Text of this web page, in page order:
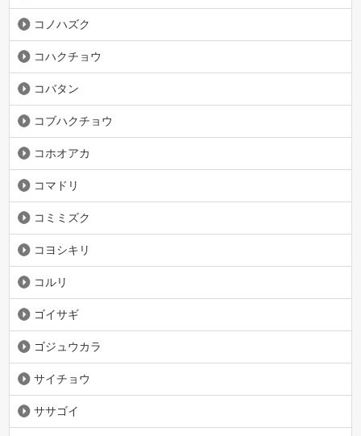
コノハズク
コハクチョウ
コバタン
コブハクチョウ
コホオアカ
コマドリ
コミミズク
コヨシキリ
コルリ
ゴイサギ
ゴジュウカラ
サイチョウ
ササゴイ